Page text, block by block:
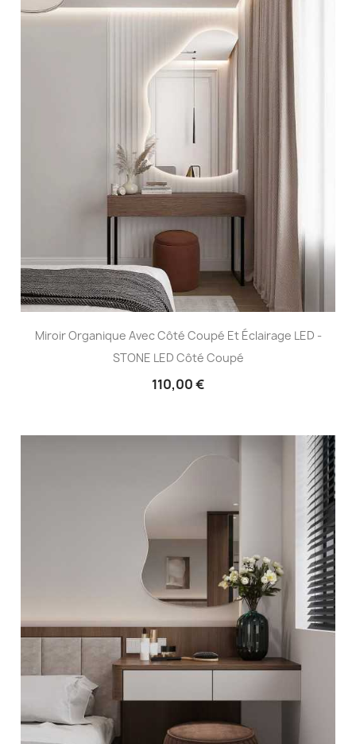
Miroir Organique Avec Côté Coupé Et Éclairage LED -
STONE LED Côté Coupé
110,00 €